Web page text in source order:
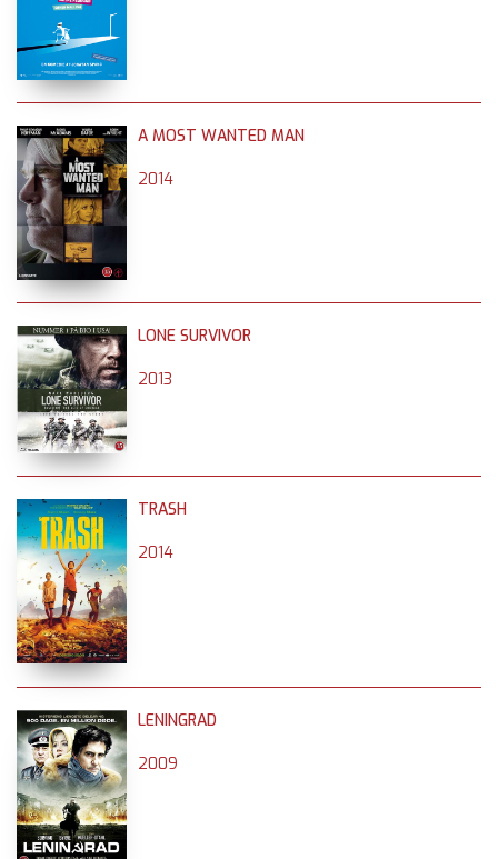
A MOST WANTED MAN
2014
LONE SURVIVOR
2013
TRASH
2014
LENINGRAD
2009